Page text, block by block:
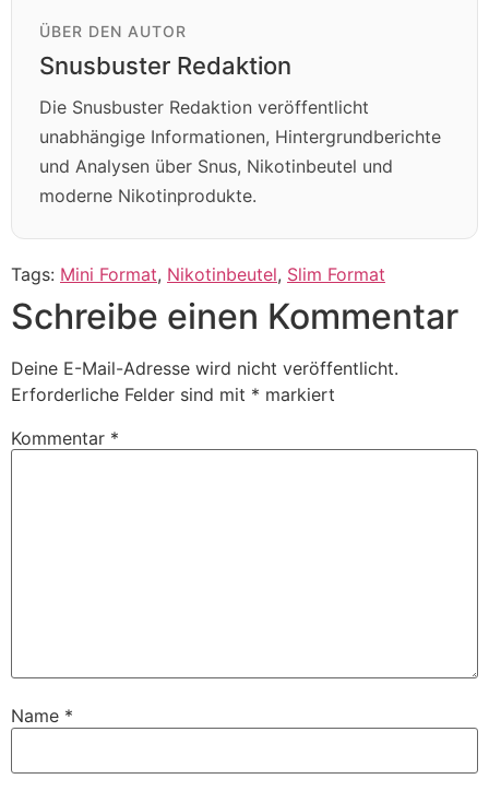
ÜBER DEN AUTOR
Snusbuster Redaktion
Die Snusbuster Redaktion veröffentlicht
unabhängige Informationen, Hintergrundberichte
und Analysen über Snus, Nikotinbeutel und
moderne Nikotinprodukte.
Tags: Mini Format, Nikotinbeutel, Slim Format
Schreibe einen Kommentar
Deine E-Mail-Adresse wird nicht veröffentlicht.
Erforderliche Felder sind mit * markiert
Kommentar *
Name *